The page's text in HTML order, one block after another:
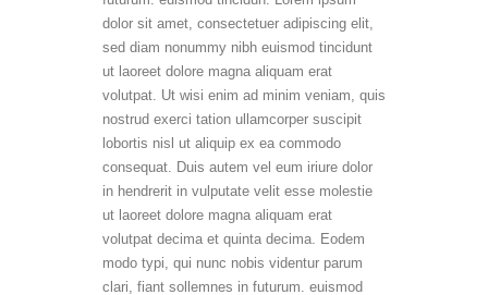
dolor sit amet, consectetuer adipiscing elit,
sed diam nonummy nibh euismod tincidunt
ut laoreet dolore magna aliquam erat
volutpat. Ut wisi enim ad minim veniam, quis
nostrud exerci tation ullamcorper suscipit
lobortis nisl ut aliquip ex ea commodo
consequat. Duis autem vel eum iriure dolor
in hendrerit in vulputate velit esse molestie
ut laoreet dolore magna aliquam erat
volutpat decima et quinta decima. Eodem
modo typi, qui nunc nobis videntur parum
clari, fiant sollemnes in futurum. euismod